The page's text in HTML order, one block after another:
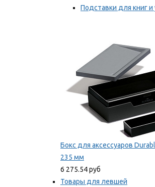
Подставки для книг и
Бокс для аксессуаров
235 мм
6 275.54 руб
Товары для левшей